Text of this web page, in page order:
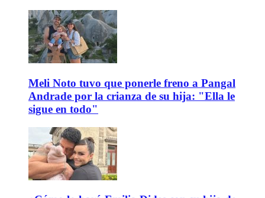
Meli Noto tuvo que ponerle freno a Pangal
Andrade por la crianza de su hija: "Ella le
sigue en todo"